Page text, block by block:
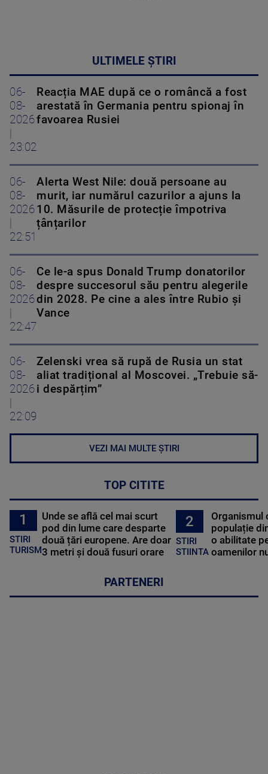
ULTIMELE ȘTIRI
06-
08-
2026
23:02
Reacția MAE după ce o româncă a fost
arestată în Germania pentru spionaj în
favoarea Rusiei
06-
08-
2026
22:51
Alerta West Nile: două persoane au
murit, iar numărul cazurilor a ajuns la
10. Măsurile de protecție împotriva
țânțarilor
06-
08-
2026
22:47
Ce le-a spus Donald Trump donatorilor
despre succesorul său pentru alegerile
din 2028. Pe cine a ales între Rubio și
Vance
06-
08-
2026
22:09
Zelenski vrea să rupă de Rusia un stat
aliat tradițional al Moscovei. „Trebuie să-
i despărțim”
VEZI MAI MULTE ȘTIRI
TOP CITITE
1
STIRI
TURISM
Unde se află cel mai scurt
pod din lume care desparte
două țări europene. Are doar
3 metri și două fusuri orare
2
STIRI
STIINTA
Organismul
populație
o abilitate
oamenilor
PARTENERI